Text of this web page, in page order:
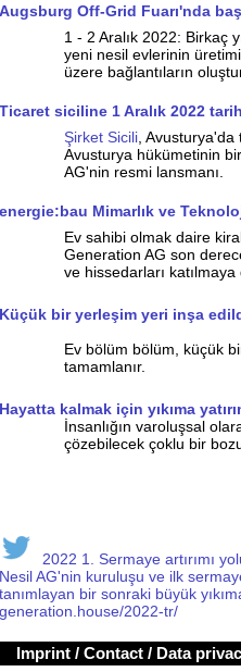
Augsburg Off-Grid Fuarı'nda
1 - 2 Aralık 2022: Birkaç
yeni nesil evlerinin
üzere bağlantıların
Ticaret siciline 1 Aralık 2022
Şirket Sicili ,
Avusturya hükümetinin
AG'nin resmi lansmanı.
energie:bau Mimarlık ve
Ev sahibi olmak daire
Generation AG son
ve hissedarları katılmaya
Küçük bir yerleşim yeri inşa
Ev bölüm bölüm, küçük
tamamlanır.
Hayatta kalmak için yıkıma
İnsanlığın varoluşsal
çözebilecek çoklu bir
2022 1. Sermaye artırımı
Nesil AG'nin kuruluşu ve ilk
tanımlayan bir sonraki büyük
generation.house/2022-tr/
Imprint / Contact / Data